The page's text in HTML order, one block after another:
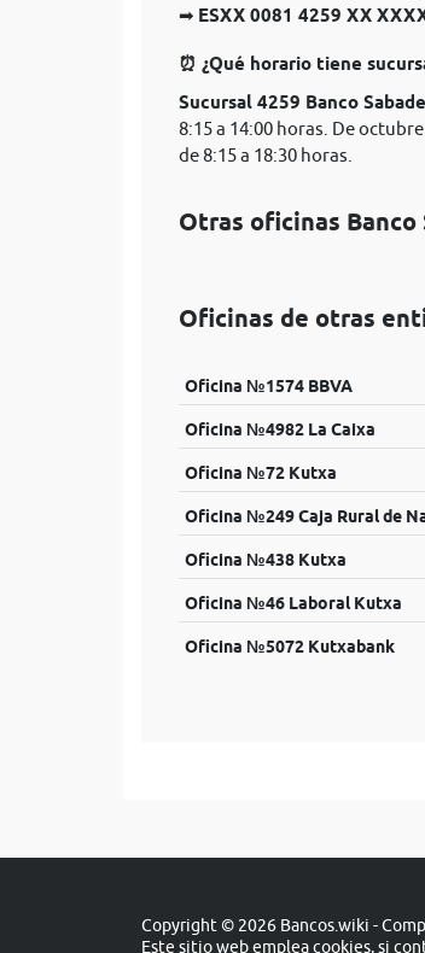
➡ ESXX 0081 4259 XX
⏰ ¿Qué horario tiene
Sucursal 4259 Banco
8:15 a 14:00 horas. De
de 8:15 a 18:30 horas.
Otras oficinas
Oficinas de otras
Oficina №1574 BBVA
Oficina №4982 La Caixa
Oficina №72 Kutxa
Oficina №249 Caja Rural de
Oficina №438 Kutxa
Oficina №46 Laboral Kutxa
Oficina №5072 Kutxabank
Copyright © 2026 Bancos.wiki -
Este sitio web emplea cookies, si